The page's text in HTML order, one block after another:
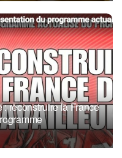
reconstruire la France